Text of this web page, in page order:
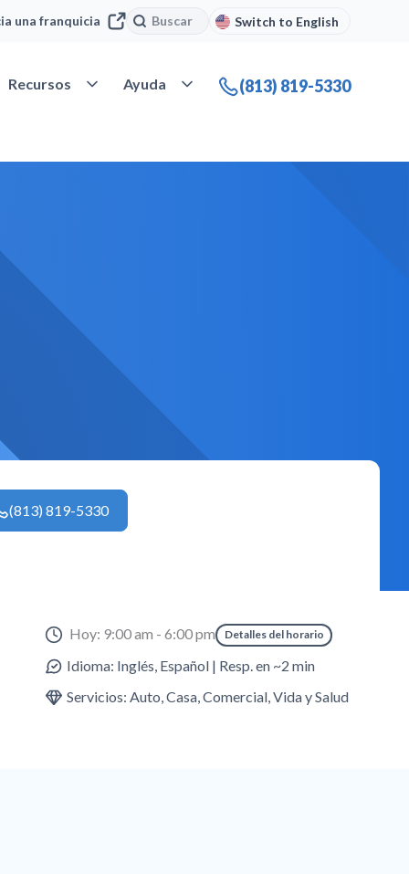
una franquicia Buscar
Buscar Switch to English
compañía
Recursos Abrir Recursos
Ayuda Abrir Ayuda(813) 819-5330
(813) 819-5330
Hoy: 9:00 am - 6:00 pm Detalles del horario
Idioma: Inglés, Español | Resp. en ~2 min
Servicios: Auto, Casa, Comercial, Vida y Salud